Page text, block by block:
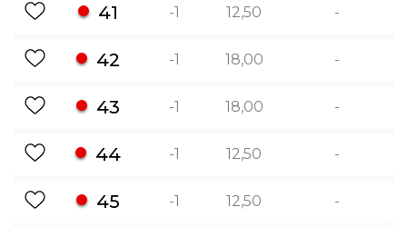
41 -1 12,50 -
42 -1 18,00 -
43 -1 18,00 -
44 -1 12,50 -
45 -1 12,50 -